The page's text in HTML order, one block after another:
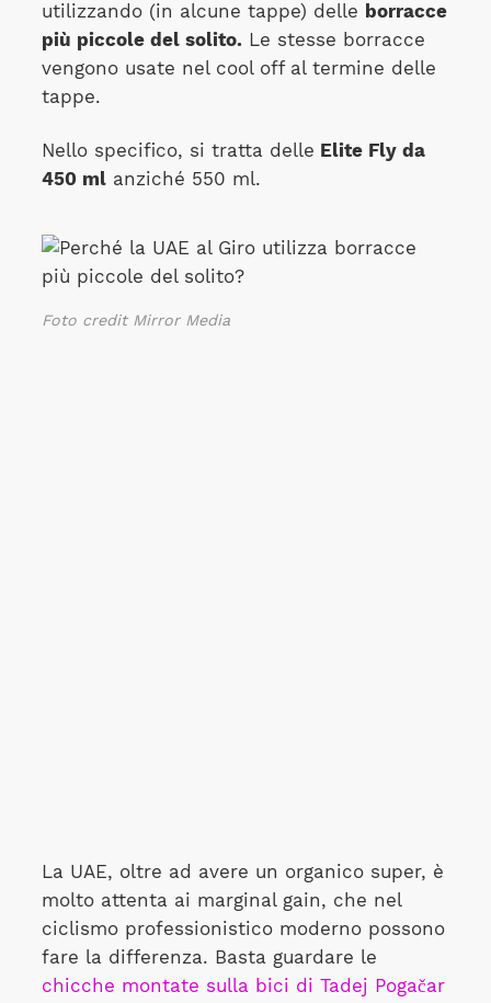
utilizzando (in alcune tappe) delle borracce
più piccole del solito.Le stesse borracce
vengono usate nel cool off al termine delle
tappe.
Nello specifico, si tratta delle Elite Fly da
450 mlanziché 550 ml.
Foto credit Mirror Media
La UAE, oltre ad avere un organico super, è
molto attenta ai marginal gain, che nel
ciclismo professionistico moderno possono
fare la differenza. Basta guardare le
chicche montate sulla bici di Tadej Pogačar